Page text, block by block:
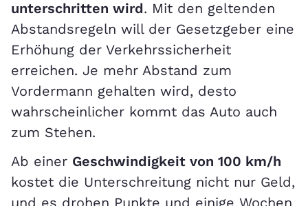
unterschritten wird. Mit den geltenden
Abstandsregeln will der Gesetzgeber eine
Erhöhung der Verkehrssicherheit
erreichen. Je mehr Abstand zum
Vordermann gehalten wird, desto
wahrscheinlicher kommt das Auto auch
zum Stehen.
Ab einer Geschwindigkeit von 100 km/h
kostet die Unterschreitung nicht nur Geld,
und es drohen Punkte und einige Wochen